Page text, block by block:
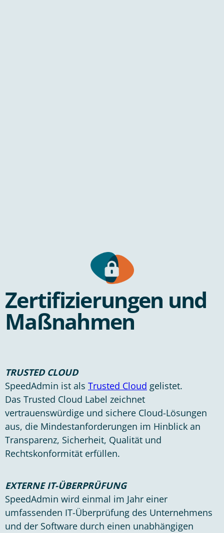
Zertifizierungen und
Maßnahmen
TRUSTED CLOUD
SpeedAdmin ist als Trusted Cloud gelistet.
Das Trusted Cloud Label zeichnet
vertrauenswürdige und sichere Cloud-Lösungen
aus, die Mindestanforderungen im Hinblick an
Transparenz, Sicherheit, Qualität und
Rechtskonformität erfüllen.
EXTERNE IT-ÜBERPRÜFUNG
SpeedAdmin wird einmal im Jahr einer
umfassenden IT-Überprüfung des Unternehmens
und der Software durch einen unabhängigen